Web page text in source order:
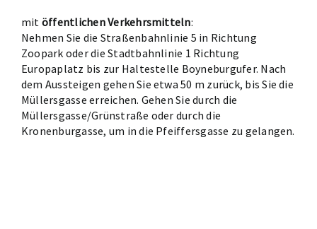
mit öffentlichen Verkehrsmitteln:
Nehmen Sie die Straßenbahnlinie 5 in Richtung
Zoopark oder die Stadtbahnlinie 1 Richtung
Europaplatz bis zur Haltestelle Boyneburgufer. Nach
dem Aussteigen gehen Sie etwa 50 m zurück, bis Sie die
Müllersgasse erreichen. Gehen Sie durch die
Müllersgasse/Grünstraße oder durch die
Kronenburgasse, um in die Pfeiffersgasse zu gelangen.